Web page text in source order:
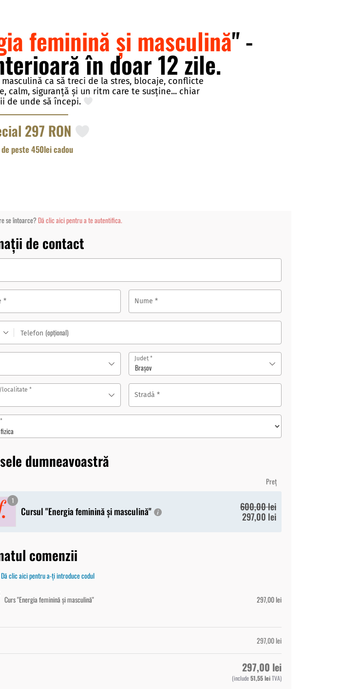
feminină și masculină" -
în doar 12 zile.
ca să treci de la stres, blocaje, conflicte
siguranță și un ritm care te susține... chiar
de unde să începi.
297 RON
peste 450lei cadou
se întoarce? Dă clic aici pentru a te autentifica.
de contact
* Nume *
Telefon (opțional)
Județ *
Brașov
localitate *
Stradă *
*
dumneavoastră
Preț
1
Cursul "Energia feminină și masculină" 600,00lei
297,00 lei
comenzii
clic aici pentru a-ți introduce codul
Curs "Energia feminină și masculină" 297,00lei
297,00lei
297,00 lei
(include51,55leiTVA)